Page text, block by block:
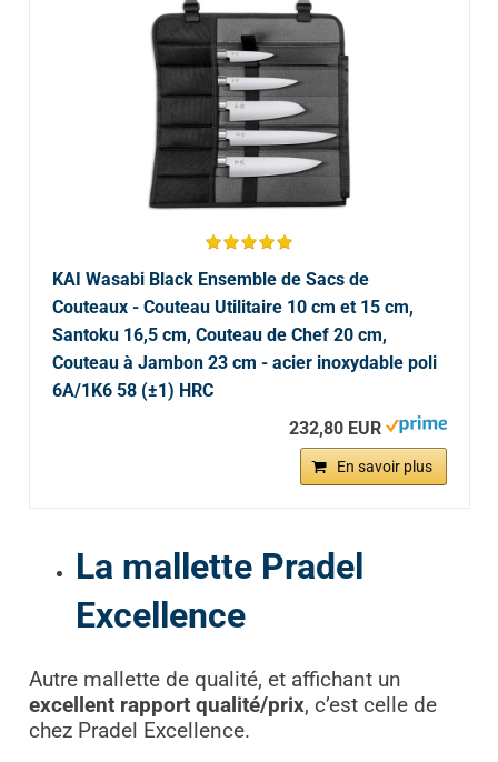
KAI Wasabi Black Ensemble de Sacs de
Couteaux - Couteau Utilitaire 10 cm et 15 cm,
Santoku 16,5 cm, Couteau de Chef 20 cm,
Couteau à Jambon 23 cm - acier inoxydable poli
6A/1K6 58 (±1) HRC
232,80 EUR
En savoir plus
La mallette Pradel
Excellence
Autre mallette de qualité, et affichant un
excellent rapport qualité/prix, c’est celle de
chez Pradel Excellence.